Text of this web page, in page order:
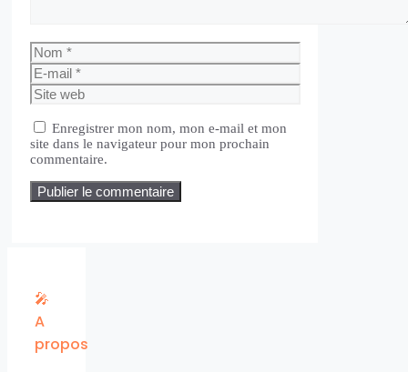
Nom
E-
mail
Site
web
Enregistrer mon nom, mon e-mail et mon
site dans le navigateur pour mon prochain
commentaire.
🎤
A
propos